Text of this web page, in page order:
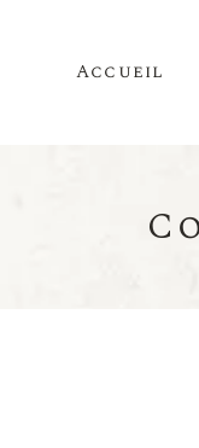
Accueil